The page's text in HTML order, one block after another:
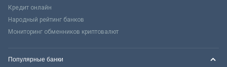
Кредит онлайн
Народный рейтинг банков
Мониторинг обменников криптовалют
Популярные банки